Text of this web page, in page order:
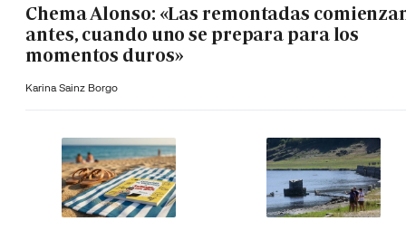
Chema Alonso: «Las remontadas
antes, cuando uno se prepara para los
momentos duros»
Karina Sainz Borgo